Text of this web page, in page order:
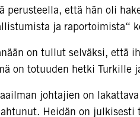
perusteella, että hän oli
ja raportoimista“
on tullut selväksi, että
on totuuden hetki Turkille
johtajien on
Heidän on julkisesti